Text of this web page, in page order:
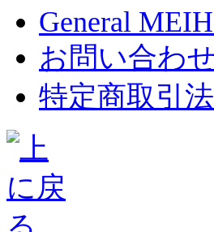
General
お問い合わ
特定商取引